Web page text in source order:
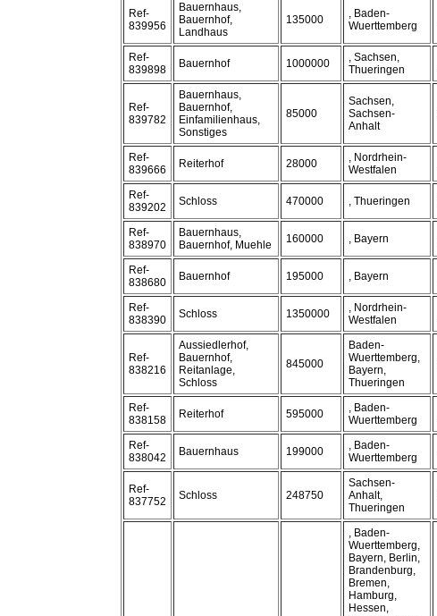
Ref-
839956
Bauernhaus,
Bauernhof,
Landhaus
135000
, Baden-
Wuerttemberg
Ref-
839898
Bauernhof 1000000
, Sachsen,
Thueringen
Ref-
839782
Bauernhaus,
Bauernhof,
Einfamilienhaus,
Sonstiges
85000
Sachsen,
Sachsen-
Anhalt
Ref-
839666
Reiterhof 28000
, Nordrhein-
Westfalen
Ref-
839202
Schloss 470000 , Thueringen
Ref-
838970
Bauernhaus,
Bauernhof, Muehle
160000 , Bayern
Ref-
838680
Bauernhof 195000 , Bayern
Ref-
838390
Schloss 1350000
, Nordrhein-
Westfalen
Ref-
838216
Aussiedlerhof,
Bauernhof,
Reitanlage,
Schloss
845000
Baden-
Wuerttemberg,
Bayern,
Thueringen
Ref-
838158
Reiterhof 595000
, Baden-
Wuerttemberg
Ref-
838042
Bauernhaus 199000
, Baden-
Wuerttemberg
Ref-
837752
Schloss 248750
Sachsen-
Anhalt,
Thueringen
, Baden-
Wuerttemberg,
Bayern, Berlin,
Brandenburg,
Bremen,
Hamburg,
Hessen,